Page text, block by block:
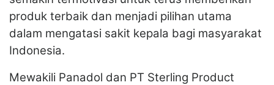
produk terbaik dan menjadi pilihan utama
dalam mengatasi sakit kepala bagi masyarakat
Indonesia.
Mewakili Panadol dan PT Sterling Product